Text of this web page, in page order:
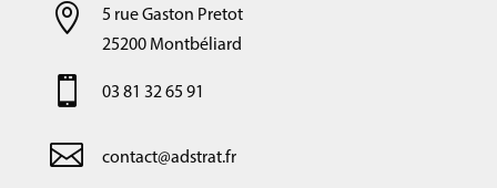

5 rue Gaston Pretot
25200 Montbéliard
 03 81 32 65 91
 contact@adstrat.fr